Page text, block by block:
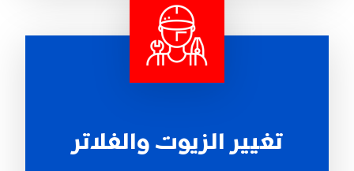
تغيير الزيوت والفلاتر